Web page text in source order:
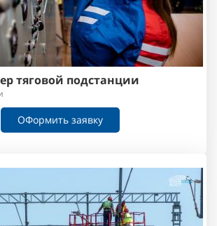
тяговой подстанции
ОФормить заявку